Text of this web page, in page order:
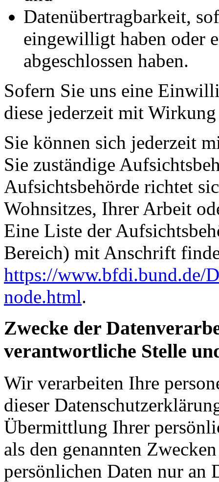
Datenübertragbarkeit,
eingewilligt haben oder
abgeschlossen haben.
Sofern Sie uns eine
diese jederzeit mit
Sie können sich jederzeit
Sie zuständige
Aufsichtsbehörde richtet
Wohnsitzes, Ihrer Arbeit
Eine Liste der
Bereich) mit Anschrift
https://www.bfdi.bund.de/
node.html.
Zwecke der
verantwortliche Stelle
Wir verarbeiten Ihre
dieser
Übermittlung Ihrer
als den genannten
persönlichen Daten nur an